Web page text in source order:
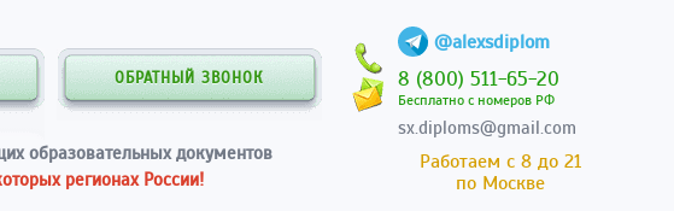
@alexsdiplom
8 (800) 511-65-20
Бесплатно с номеров РФ
sx.diploms@gmail.com
Работаем с 8 до 21
по Москве
ОБРАТНЫЙ ЗВОНОК
образовательных документов
регионах России!